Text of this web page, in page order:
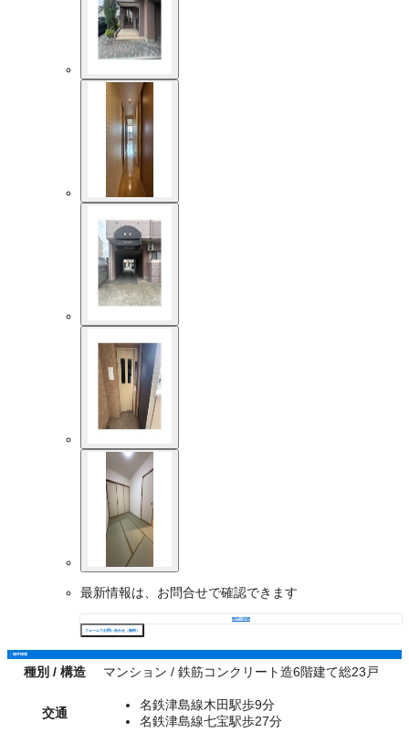
最新情報は、お問合せで確認できます
物件の詳細
フォームでお問い合わせ（無料）
物件情報
種別 / 構造 マンション / 鉄筋コンクリート造6階建て総23戸
交通
名鉄津島線木田駅歩9分
名鉄津島線七宝駅歩27分